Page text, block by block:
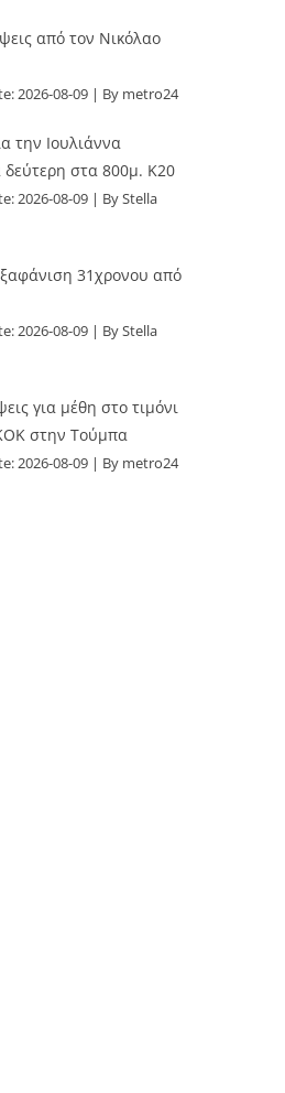
από τον Νικόλαο
2026-08-09 By metro24
την Ιουλιάννα
στα 800μ. Κ20
2026-08-09
By Stella
31χρονου από
2026-08-09
By Stella
για μέθη στο τιμόνι
στην Τούμπα
2026-08-09 By metro24